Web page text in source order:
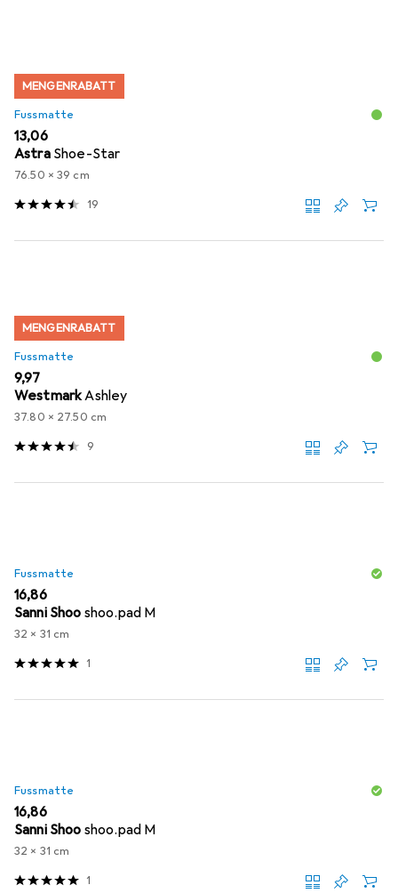
MENGENRABATT
Fussmatte
EUR
13,06
Astra Shoe-Star
76.50 x 39 cm
19
MENGENRABATT
Fussmatte
EUR
9,97
WestmarkAshley
37.80 x 27.50 cm
9
Fussmatte
EUR
16,86
Sanni Shoo shoo.pad M
32 x 31 cm
1
Fussmatte
EUR
16,86
Sanni Shoo shoo.pad M
32 x 31 cm
1